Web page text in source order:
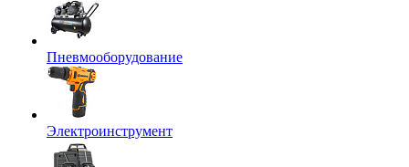
Пневмооборудование
Электроинструмент